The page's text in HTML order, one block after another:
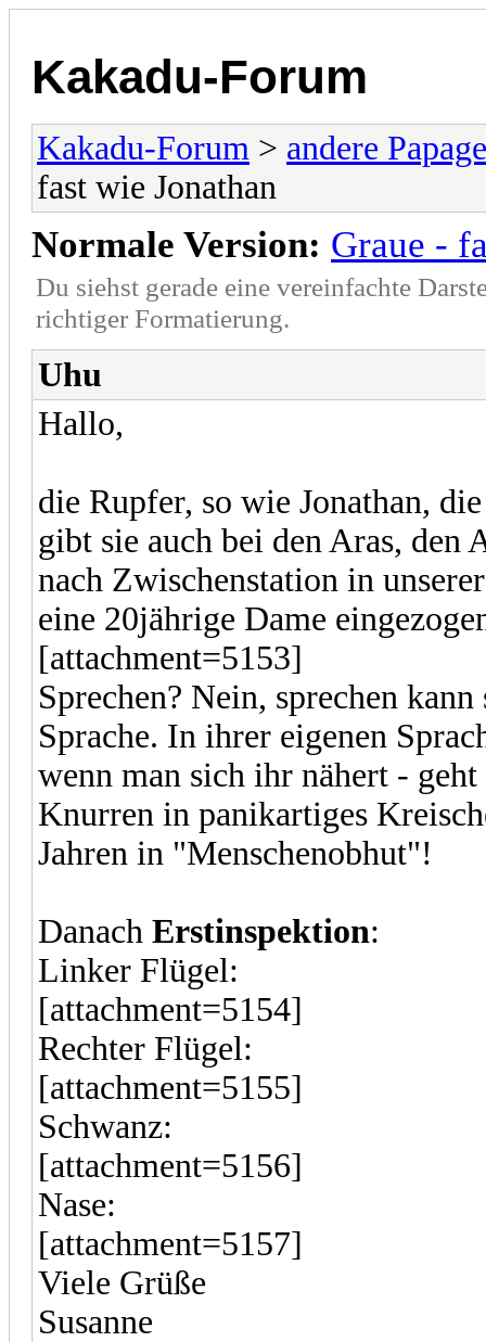
Kakadu-Forum
Kakadu-Forum > andere
fast wie Jonathan
Normale Version: Graue -
Du siehst gerade eine vereinfachte
richtiger Formatierung.
Uhu
Hallo,
die Rupfer, so wie Jonathan,
gibt sie auch bei den Aras, den
nach Zwischenstation in
eine 20jährige Dame
[attachment=5153]
Sprechen? Nein, sprechen
Sprache. In ihrer eigenen
wenn man sich ihr nähert -
Knurren in panikartiges
Jahren in "Menschenobhut"!
Danach Erstinspektion:
Linker Flügel:
[attachment=5154]
Rechter Flügel:
[attachment=5155]
Schwanz:
[attachment=5156]
Nase:
[attachment=5157]
Viele Grüße
Susanne